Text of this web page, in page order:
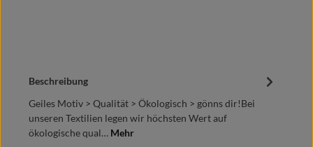
Beschreibung
Geiles Motiv > Qualität > Ökologisch > gönns dir!Bei
unseren Textilien legen wir höchsten Wert auf
ökologische qual… Mehr